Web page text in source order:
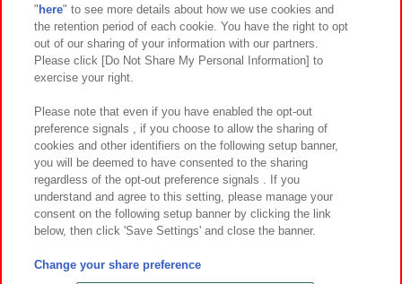
関連会社 サステナビリティ サイトポリシー
プライバシーポリシー ウェブアクセシビリティ方針と検証結果
お取引先さまとともに
カスタマーハラスメント対応方針 よくあるご質問・お問い合わせ
©Bandai Namco Amusement Inc.
©Bandai Namco Amusement Lab Inc.
" here" to see more details about how we use cookies and
the retention period of each cookie. You have the right to opt
out of our sharing of your information with our partners.
Please click [Do Not Share My Personal Information] to
exercise your right.
Please note that even if you have enabled the opt-out
preference signals , if you choose to allow the sharing of
cookies and other identifiers on the following setup banner,
you will be deemed to have consented to the sharing
regardless of the opt-out preference signals . If you
understand and agree to this setting, please manage your
consent on the following setup banner by clicking the link
below, then click 'Save Settings' and close the banner.
Change your share preference